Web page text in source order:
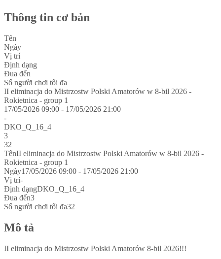
Thông tin cơ bản
Tên
Ngày
Vị trí
Định dạng
Đua đến
Số người chơi tối đa
II eliminacja do Mistrzostw Polski Amatorów w 8-bil 2026 -
Rokietnica - group 1
17/05/2026 09:00 - 17/05/2026 21:00
-
DKO_Q_16_4
3
32
TênII eliminacja do Mistrzostw Polski Amatorów w 8-bil 2026 -
Rokietnica - group 1
Ngày17/05/2026 09:00 - 17/05/2026 21:00
Vị trí-
Định dạngDKO_Q_16_4
Đua đến3
Số người chơi tối đa32
Mô tả
II eliminacja do Mistrzostw Polski Amatorów 8-bil 2026!!!